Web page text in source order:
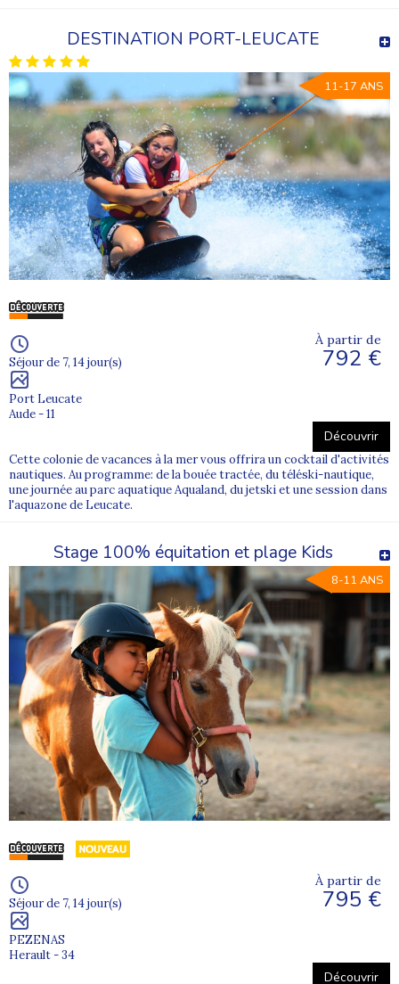
DESTINATION PORT-LEUCATE
11-17 ANS
Séjour de 7, 14 jour(s)
Port Leucate
Aude - 11
À partir de
792 €
Découvrir
Cette colonie de vacances à la mer vous offrira un cocktail d'activités
nautiques. Au programme: de la bouée tractée, du téléski-nautique,
une journée au parc aquatique Aqualand, du jetski et une session dans
l'aquazone de Leucate.
Stage 100% équitation et plage Kids
8-11 ANS
Séjour de 7, 14 jour(s)
PEZENAS
Herault - 34
À partir de
795 €
Découvrir